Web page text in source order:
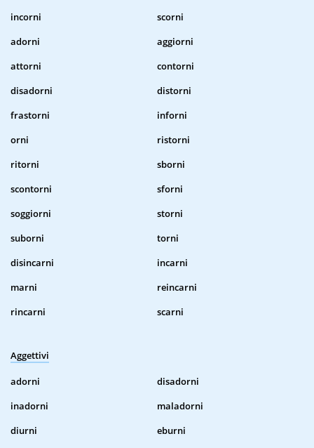
incorni
scorni
adorni
aggiorni
attorni
contorni
disadorni
distorni
frastorni
inforni
orni
ristorni
ritorni
sborni
scontorni
sforni
soggiorni
storni
suborni
torni
disincarni
incarni
marni
reincarni
rincarni
scarni
Aggettivi
adorni
disadorni
inadorni
maladorni
diurni
eburni